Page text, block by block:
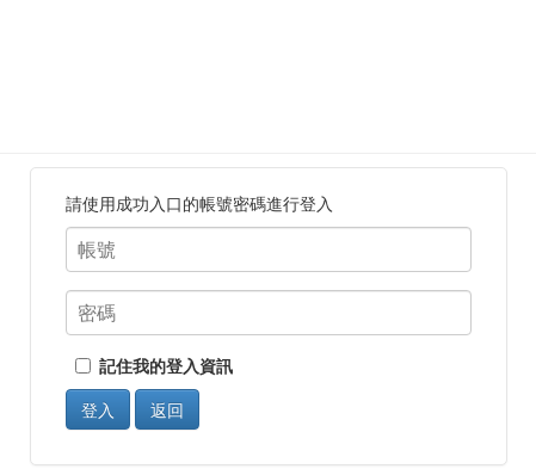
請使用成功入口的帳號密碼進行登入
記住我的登入資訊
登入
返回